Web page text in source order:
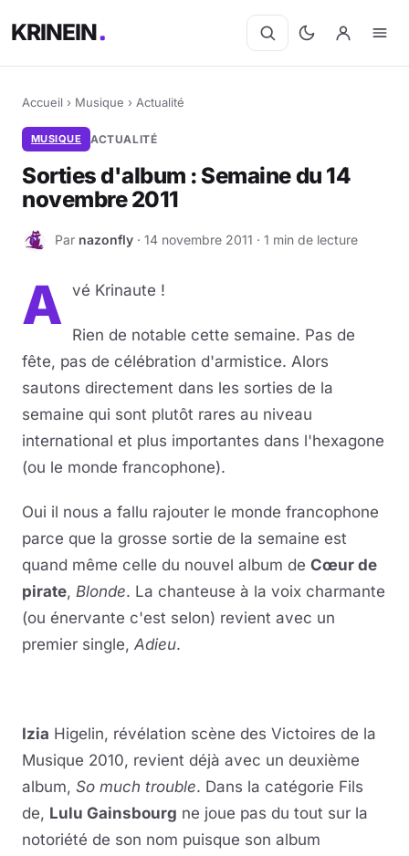
KRINEIN
Accueil › Musique › Actualité
MUSIQUE ACTUALITÉ
Sorties d'album : Semaine du 14
novembre 2011
N Par nazonfly · 14 novembre 2011 · 1 min de lecture
A vé Krinaute !
Rien de notable cette semaine. Pas de
fête, pas de célébration d'armistice. Alors
sautons directement dans les sorties de la
semaine qui sont plutôt rares au niveau
international et plus importantes dans l'hexagone
(ou le monde francophone).
Oui il nous a fallu rajouter le monde francophone
parce que la grosse sortie de la semaine est
quand même celle du nouvel album de Cœur de
pirate, Blonde. La chanteuse à la voix charmante
(ou énervante c'est selon) revient avec un
premier single, Adieu.
Izia Higelin, révélation scène des Victoires de la
Musique 2010, revient déjà avec un deuxième
album, So much trouble. Dans la catégorie Fils
de, Lulu Gainsbourg ne joue pas du tout sur la
notoriété de son nom puisque son album